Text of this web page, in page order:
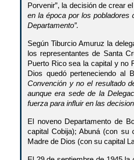
Porvenir”, la decisión de crear
en la época por los pobladores
Departamento”.
Según Tiburcio Amuruz la
los representantes de Santa
Puerto Rico sea la capital y no
Dios quedó perteneciendo al
Convención y no el resultado
aunque era sede de la
fuerza para influir en las
El noveno Departamento de
capital Cobija); Abuná (con su
Madre de Dios (con su capital